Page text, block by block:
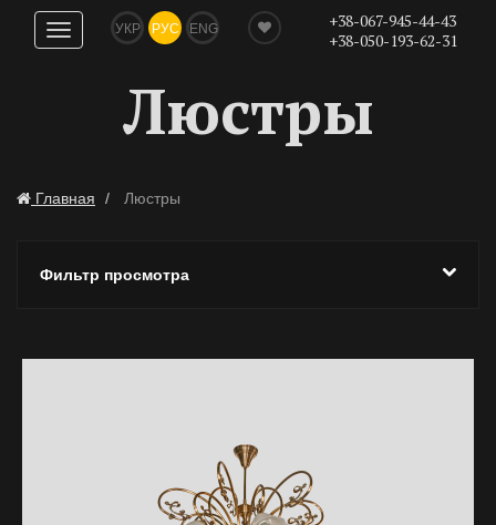
Показать
навигацию
УКР РУС ENG
+38-067-945-44-43
+38-050-193-62-31
Люстры
Главная Люстры
Фильтр просмотра